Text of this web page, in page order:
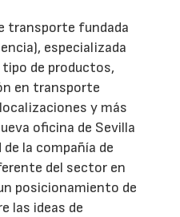
transporte fundada
especializada
de productos,
en transporte
y más
oficina de Sevilla
la compañía de
del sector en
posicionamiento de
las ideas de